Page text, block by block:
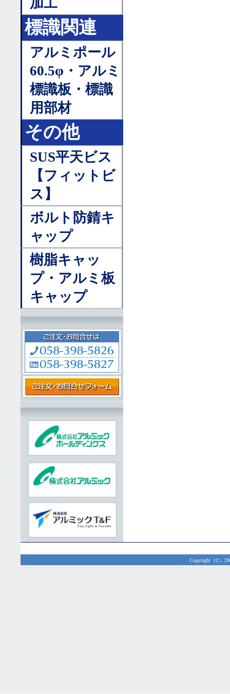
加工
標識関連
アルミポール
60.5φ・アルミ
標識板・標識
用部材
その他
SUS平天ビス
【フィットビ
ス】
ボルト防錆キ
ャップ
樹脂キャッ
プ・アルミ板
キャップ
Copyright（C）